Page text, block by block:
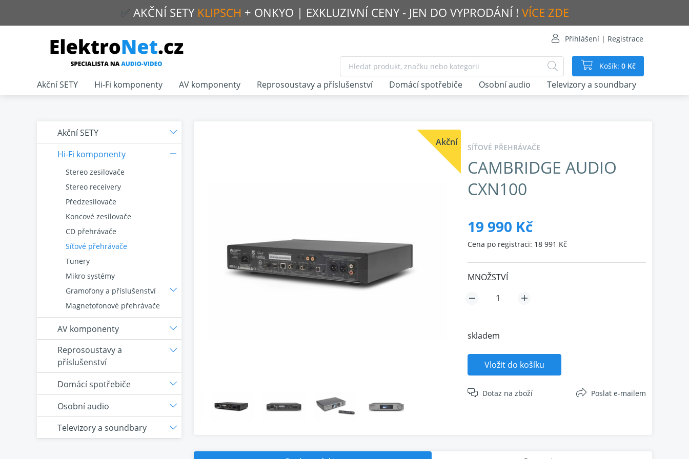
✅ AKČNÍ SETY KLIPSCH + ONKYO | EXKLUZIVNÍ CENY - JEN DO VYPRODÁNÍ ! VÍCE ZDE
Přihlášení | Registrace
Košík: 0 Kč
SÍŤOVÉ PŘEHRÁVAČE
CAMBRIDGE AUDIO
CXN100
19 990 Kč
Cena po registraci: 18 991 Kč
MNOŽSTVÍ
skladem
Vložit do košíku
Dotaz na zboží Poslat e-mailem
Akční
Akční SETY
Hi-Fi komponenty
Stereo zesilovače
Stereo receivery
Předzesilovače
Koncové zesilovače
CD přehrávače
Síťové přehrávače
Tunery
Mikro systémy
Gramofony a příslušenství
Magnetofonové přehrávače
AV komponenty
Reprosoustavy a
příslušenství
Domácí spotřebiče
Osobní audio
Televizory a soundbary
Akční SETY Hi-Fi komponenty AV komponenty Reprosoustavy a příslušenství Domácí spotřebiče Osobní audio Televizory a soundbary